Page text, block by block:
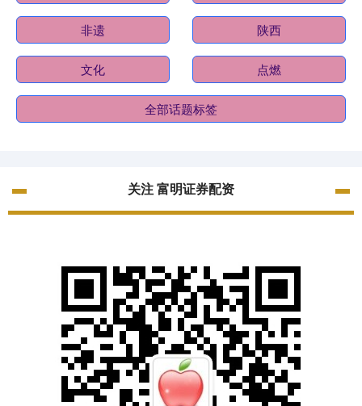
非遗 陕西
文化 点燃
全部话题标签
关注 富明证券配资